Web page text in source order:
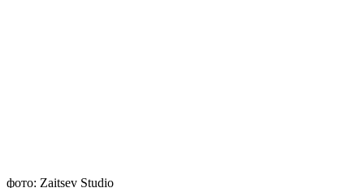
фото: Zaitsev Studio